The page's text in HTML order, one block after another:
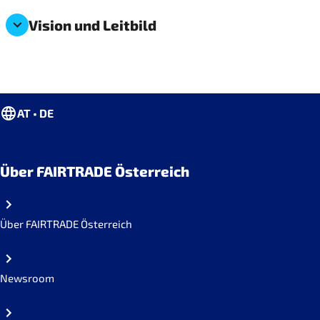
Vision und Leitbild
AT • DE
Über FAIRTRADE Österreich
Über FAIRTRADE Österreich
Newsroom